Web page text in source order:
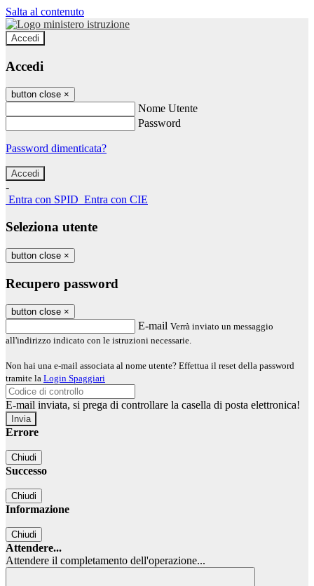
Salta al contenuto
Accedi
Accedi
button close ×
Nome Utente
Password
Password dimenticata?
-
Entra con SPID Entra con CIE
Seleziona utente
button close ×
Recupero password
button close ×
E-mail Verrà inviato un messaggio
all'indirizzo indicato con le istruzioni necessarie.
Non hai una e-mail associata al nome utente? Effettua il reset della password
tramite la Login Spaggiari
E-mail inviata, si prega di controllare la casella di posta elettronica!
Errore
Chiudi
Successo
Chiudi
Informazione
Chiudi
Attendere...
Attendere il completamento dell'operazione...